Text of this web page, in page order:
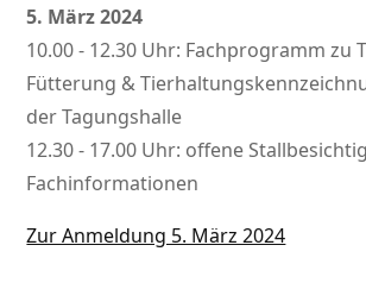
5. März 2024
10.00 - 12.30 Uhr: Fachprogramm zu
Fütterung &
der Tagungshalle
12.30 - 17.00 Uhr: offene
Fachinformationen
Zur Anmeldung 5. März 2024